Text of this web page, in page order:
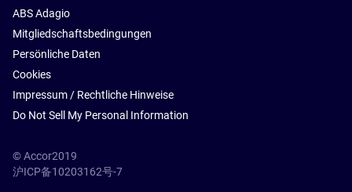
ABS Adagio
Mitgliedschaftsbedingungen
Persönliche Daten
Cookies
Impressum / Rechtliche Hinweise
Do Not Sell My Personal Information
© Accor2019
沪ICP备10203162号-7